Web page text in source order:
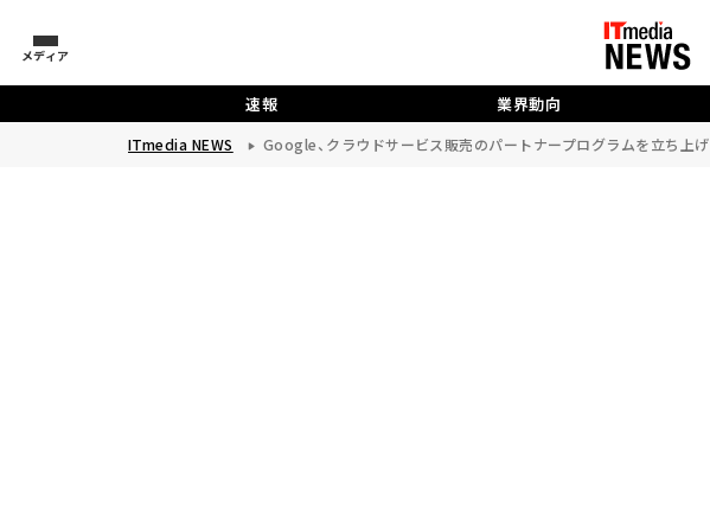
メディア
速報 業界動向
ITmedia NEWS Google、クラウドサービス販売のパートナープログラムを立ち上げ